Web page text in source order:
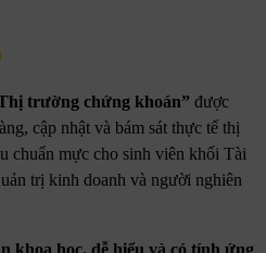
trường chứng khoán” được
cập nhật và bám sát thực tế thị
chuẩn mực cho sinh viên khối Tài
trị kinh doanh và người nghiên